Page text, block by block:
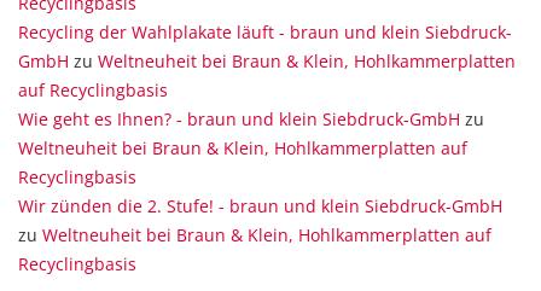
Recycling der Wahlplakate läuft - braun und klein Siebdruck-
GmbH zu Weltneuheit bei Braun & Klein, Hohlkammerplatten
auf Recyclingbasis
Wie geht es Ihnen? - braun und klein Siebdruck-GmbH zu
Weltneuheit bei Braun & Klein, Hohlkammerplatten auf
Recyclingbasis
Wir zünden die 2. Stufe! - braun und klein Siebdruck-GmbH
zu Weltneuheit bei Braun & Klein, Hohlkammerplatten auf
Recyclingbasis